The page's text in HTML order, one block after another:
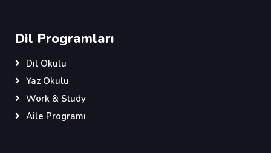
Dil Programları
Dil Okulu
Yaz Okulu
Work & Study
Aile Programı